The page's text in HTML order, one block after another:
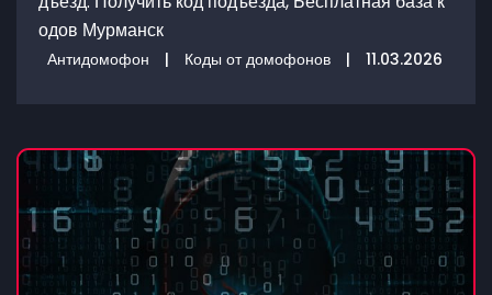
одов Мурманск
Антидомофон | Коды от домофонов | 11.03.2026